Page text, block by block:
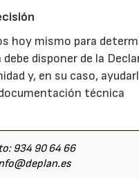
hoy mismo para
debe disponer de la
y, en su caso,
técnica
934 90 64 66